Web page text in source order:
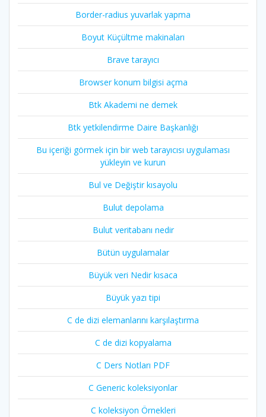
Border-radius yuvarlak yapma
Boyut Küçültme makinaları
Brave tarayıcı
Browser konum bilgisi açma
Btk Akademi ne demek
Btk yetkilendirme Daire Başkanlığı
Bu içeriği görmek için bir web tarayıcısı uygulaması
yükleyin ve kurun
Bul ve Değiştir kısayolu
Bulut depolama
Bulut veritabanı nedir
Bütün uygulamalar
Büyük veri Nedir kısaca
Büyük yazı tipi
C de dizi elemanlarını karşılaştırma
C de dizi kopyalama
C Ders Notları PDF
C Generic koleksiyonlar
C koleksiyon Örnekleri